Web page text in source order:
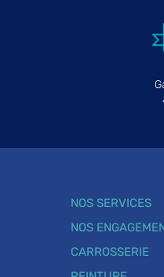
NOS SERVICES
NOS
CARROSSERIE